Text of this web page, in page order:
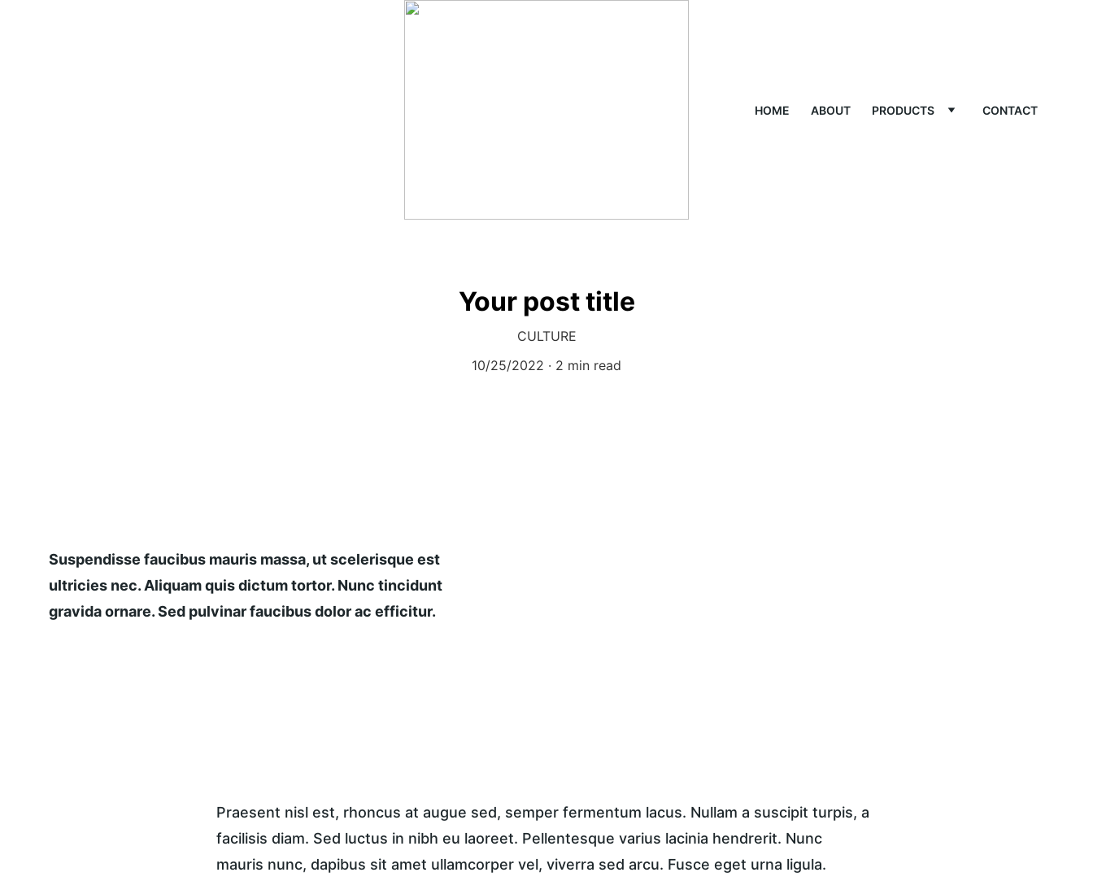
HOME ABOUT PRODUCTS CONTACT
Your post title
CULTURE
10/25/2022
2 min read
Suspendisse faucibus mauris massa, ut scelerisque est
ultricies nec. Aliquam quis dictum tortor. Nunc tincidunt
gravida ornare. Sed pulvinar faucibus dolor ac efficitur.
Praesent nisl est, rhoncus at augue sed, semper fermentum lacus. Nullam a suscipit turpis, a
facilisis diam. Sed luctus in nibh eu laoreet. Pellentesque varius lacinia hendrerit. Nunc
mauris nunc, dapibus sit amet ullamcorper vel, viverra sed arcu. Fusce eget urna ligula.